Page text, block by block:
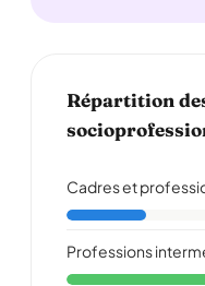
Répartition
Cadres et
Professions